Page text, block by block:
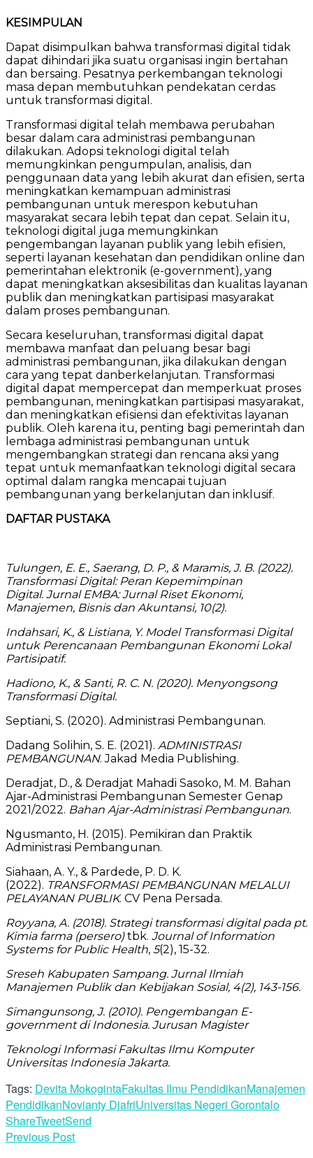
KESIMPULAN
Dapat disimpulkan bahwa transformasi digital tidak
dapat dihindari jika suatu organisasi ingin bertahan
dan bersaing. Pesatnya perkembangan teknologi
masa depan membutuhkan pendekatan cerdas
untuk transformasi digital.
Transformasi digital telah membawa perubahan
besar dalam cara administrasi pembangunan
dilakukan. Adopsi teknologi digital telah
memungkinkan pengumpulan, analisis, dan
penggunaan data yang lebih akurat dan efisien, serta
meningkatkan kemampuan administrasi
pembangunan untuk merespon kebutuhan
masyarakat secara lebih tepat dan cepat. Selain itu,
teknologi digital juga memungkinkan
pengembangan layanan publik yang lebih efisien,
seperti layanan kesehatan dan pendidikan online dan
pemerintahan elektronik (e-government), yang
dapat meningkatkan aksesibilitas dan kualitas layanan
publik dan meningkatkan partisipasi masyarakat
dalam proses pembangunan.
Secara keseluruhan, transformasi digital dapat
membawa manfaat dan peluang besar bagi
administrasi pembangunan, jika dilakukan dengan
cara yang tepat danberkelanjutan. Transformasi
digital dapat mempercepat dan memperkuat proses
pembangunan, meningkatkan partisipasi masyarakat,
dan meningkatkan efisiensi dan efektivitas layanan
publik. Oleh karena itu, penting bagi pemerintah dan
lembaga administrasi pembangunan untuk
mengembangkan strategi dan rencana aksi yang
tepat untuk memanfaatkan teknologi digital secara
optimal dalam rangka mencapai tujuan
pembangunan yang berkelanjutan dan inklusif.
DAFTAR PUSTAKA
Tulungen, E. E., Saerang, D. P., & Maramis, J. B. (2022).
Transformasi Digital: Peran Kepemimpinan
Digital. Jurnal EMBA: Jurnal Riset Ekonomi,
Manajemen, Bisnis dan Akuntansi, 10(2).
Indahsari, K., & Listiana, Y. Model Transformasi Digital
untuk Perencanaan Pembangunan Ekonomi Lokal
Partisipatif.
Hadiono, K., & Santi, R. C. N. (2020). Menyongsong
Transformasi Digital.
Septiani, S. (2020). Administrasi Pembangunan.
Dadang Solihin, S. E. (2021). ADMINISTRASI
PEMBANGUNAN. Jakad Media Publishing.
Deradjat, D., & Deradjat Mahadi Sasoko, M. M. Bahan
Ajar-Administrasi Pembangunan Semester Genap
2021/2022. Bahan Ajar-Administrasi Pembangunan.
Ngusmanto, H. (2015). Pemikiran dan Praktik
Administrasi Pembangunan.
Siahaan, A. Y., & Pardede, P. D. K.
(2022). TRANSFORMASI PEMBANGUNAN MELALUI
PELAYANAN PUBLIK. CV Pena Persada.
Royyana, A. (2018). Strategi transformasi digital pada pt.
Kimia farma (persero)tbk. Journal of Information
Systems for Public Health, 5(2), 15-32.
Sreseh Kabupaten Sampang. Jurnal Ilmiah
Manajemen Publik dan Kebijakan Sosial, 4(2), 143-156.
Simangunsong, J. (2010). Pengembangan E-
government di Indonesia. Jurusan Magister
Teknologi Informasi Fakultas Ilmu Komputer
Universitas Indonesia Jakarta.
Tags: Devita MokogintaFakultas Ilmu PendidikanManajemen
PendidikanNovianty DjafriUniversitas Negeri Gorontalo
ShareTweetSend
Previous Post